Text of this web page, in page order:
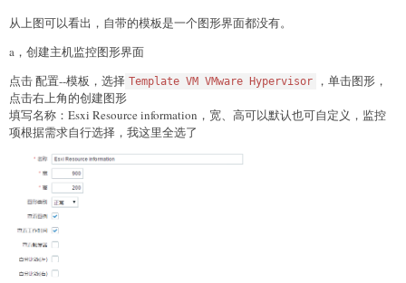
从上图可以看出，自带的模板是一个图形界面都没有。
a，创建主机监控图形界面
点击 配置--模板，选择 Template VM VMware Hypervisor
，单击图形，
点击右上角的创建图形
填写名称：Esxi Resource information，宽、高可以默认也可自定义，监控
项根据需求自行选择，我这里全选了